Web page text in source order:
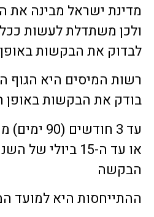
מדינת ישראל מבינה את
ולכן משתדלת לעשות
לבדוק את הבקשות באופן
רשות המיסים היא הגוף
בודק את הבקשות באופן
עד 3
או עד ה-15 ביולי
הבקשה
ההתייחסות היא למועד